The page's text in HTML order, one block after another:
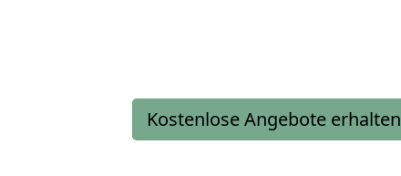
Kostenlose Angebote erhalten